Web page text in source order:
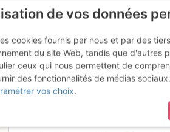
: Diner du Diable
de vos données
cookies fournis par nous et par des
du site Web, tandis que d'autres
ceux qui nous permettent de
des fonctionnalités de médias
vos choix.